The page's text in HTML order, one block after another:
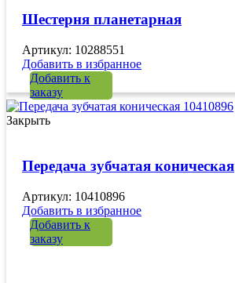
Шестерня планетарная
Артикул: 10288551
Добавить в избранное
Добавить к
заказу
Закрыть
Передача зубчатая коническая
Артикул: 10410896
Добавить в избранное
Добавить к
заказу